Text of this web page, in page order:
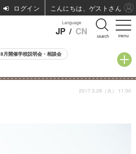
menu
Language
JP / CN search
8月開催学校説明会・相談会
2017.3.28（火） 11:00
ログイン こんにちは、ゲストさん